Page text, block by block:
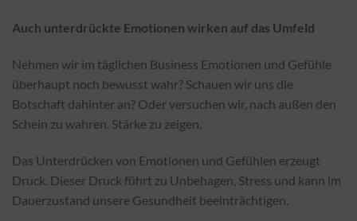
Auch unterdrückte Emotionen wirken auf das Umfeld
Nehmen wir im täglichen Business Emotionen und Gefühle
überhaupt noch bewusst wahr? Schauen wir uns die
Botschaft dahinter an? Oder versuchen wir, nach außen den
Schein zu wahren. Stärke zu zeigen.
Das Unterdrücken von Emotionen und Gefühlen erzeugt
Druck. Dieser Druck führt zu Unbehagen, Stress und kann im
Dauerzustand unsere Gesundheit beeinträchtigen.